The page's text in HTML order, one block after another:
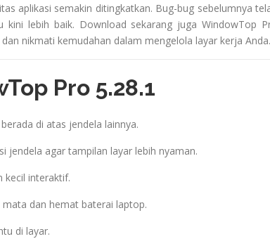
aplikasi semakin ditingkatkan. Bug-bug sebelumnya
kini lebih baik. Download sekarang juga WindowTop
nikmati kemudahan dalam mengelola layar kerja Anda.
Pro 5.28.1
di atas jendela lainnya.
jendela agar tampilan layar lebih nyaman.
kecil interaktif.
dan hemat baterai laptop.
di layar.